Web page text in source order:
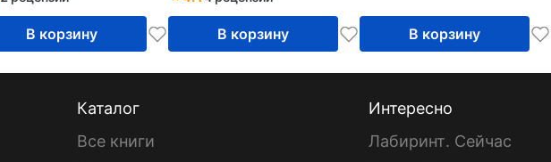
В корзину В корзину В корзину
Каталог
Все книги
Интересно
Лабиринт. Сейчас